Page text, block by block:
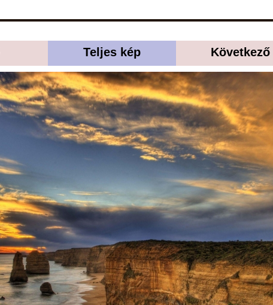
Teljes kép Következő